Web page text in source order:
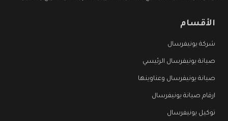
الأقسام
شركة يونيفرسال
صيانة يونيفرسال الرئيسي
صيانة يونيفرسال وعناوينها
ارقام صيانة يونيفرسال
توكيل يونيفرسال